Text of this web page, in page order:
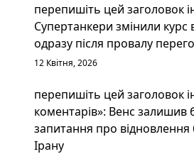
перепишіть цей заголовок
Супертанкери змінили курс
одразу після провалу
12 Квітня, 2026
перепишіть цей заголовок
коментарів»: Венс залишив
запитання про
Ірану